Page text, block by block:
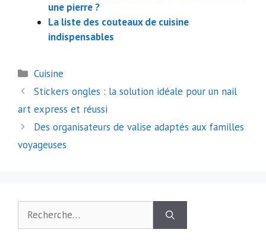
une pierre ?
La liste des couteaux de cuisine
indispensables
Catégories
Cuisine
Navigation
des
articles
Stickers ongles : la solution idéale pour un nail
art express et réussi
Des organisateurs de valise adaptés aux familles
voyageuses